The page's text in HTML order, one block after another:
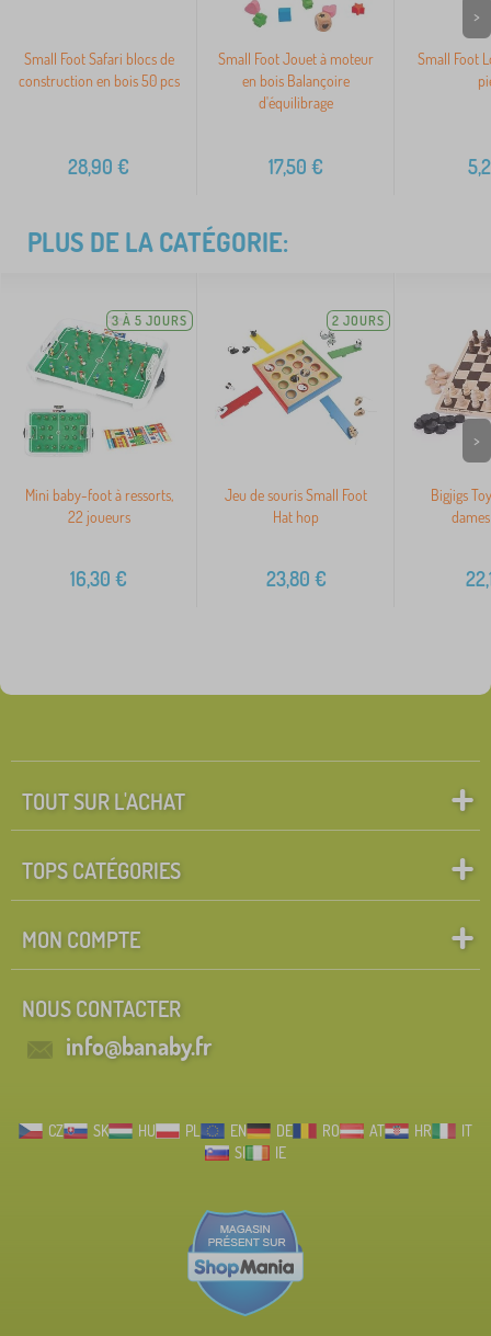
Small Foot Safari blocs de
construction en bois 50 pcs
28,90 €
Small Foot Jouet à moteur
en bois Balançoire
d'équilibrage
17,50 €
Small Foot
>
PLUS DE LA CATÉGORIE:
3 À 5 JOURS
Mini baby-foot à ressorts,
22 joueurs
16,30 €
2 JOURS
Jeu de souris Small Foot
Hat hop
23,80 €
Bigjigs
>
TOUT SUR L'ACHAT
TOPS CATÉGORIES
MON COMPTE
NOUS CONTACTER
info@banaby.fr
CZ SK HU PL EN DE RO AT HR
IT
SI
IE